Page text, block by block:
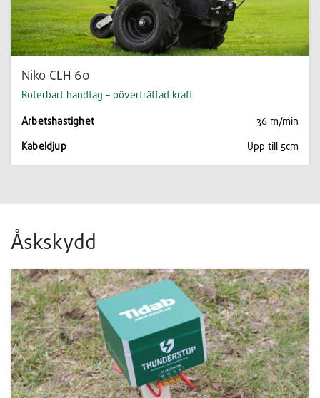
Niko CLH 60
Roterbart handtag – oöverträffad kraft
Arbetshastighet 36 m/min
Kabeldjup Upp till 5cm
Åskskydd